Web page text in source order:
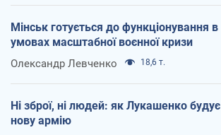
Мінськ готується до функціонування в
умовах масштабної воєнної кризи
Олександр Левченко 18,6 т.
Ні зброї, ні людей: як Лукашенко будує
нову армію